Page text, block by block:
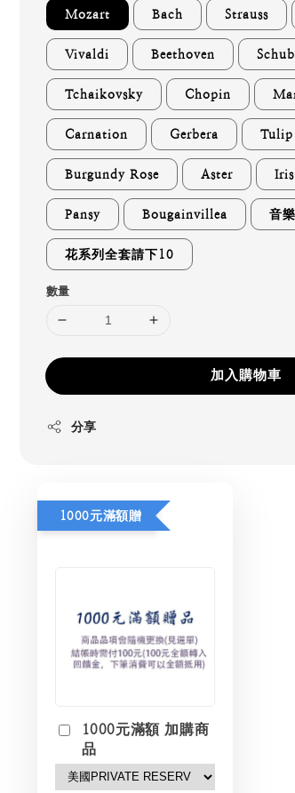
Mozart Bach Strauss
Vivaldi Beethoven
Tchaikovsky Chopin
Carnation Gerbera Tulip
Burgundy Rose Aster Iris
Pansy Bougainvillea 音
花系列全套請下10
數量
加入購物車
分享
1000元滿額贈
1000元滿額 加購商
品